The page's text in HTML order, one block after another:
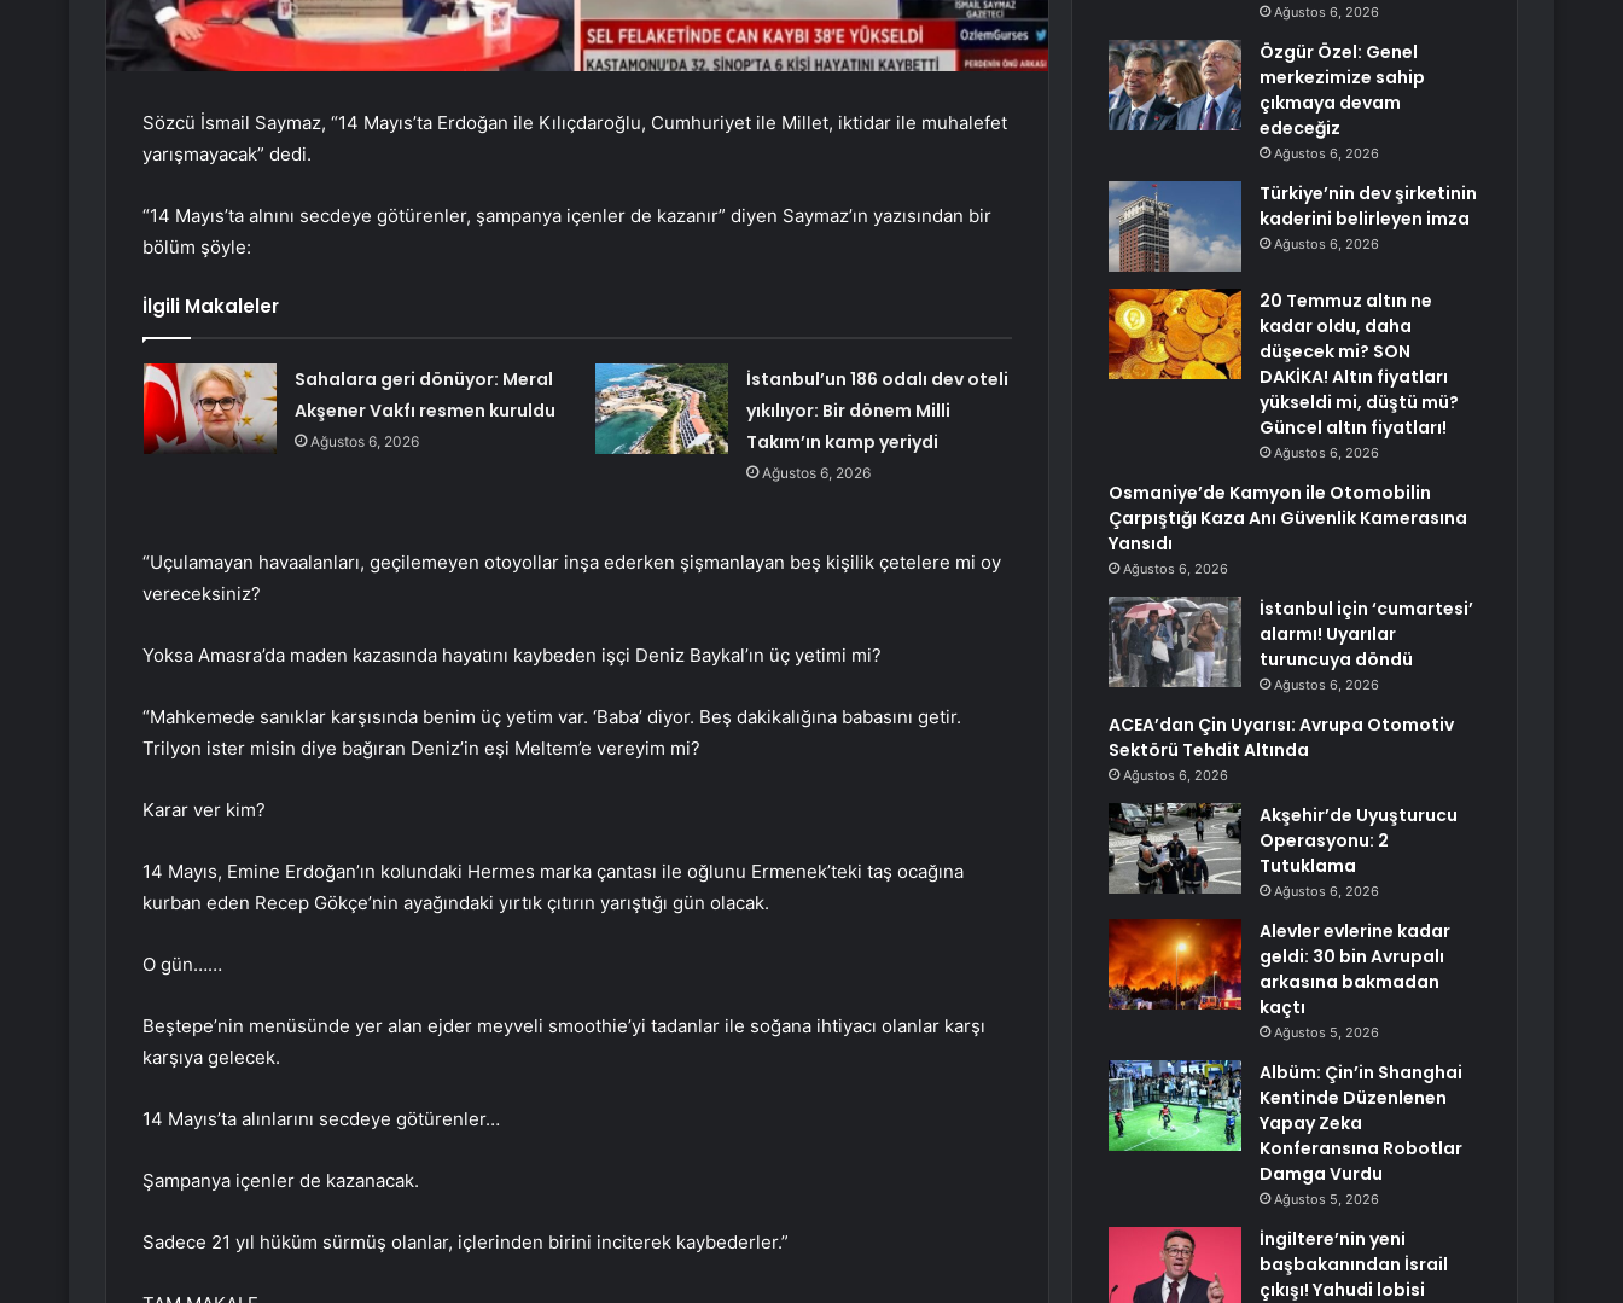
Sözcü İsmail Saymaz, “14 Mayıs’ta Erdoğan ile Kılıçdaroğlu, Cumhuriyet ile Millet, iktidar ile muhalefet
yarışmayacak” dedi.
“14 Mayıs’ta alnını secdeye götürenler, şampanya içenler de kazanır” diyen Saymaz’ın yazısından bir
bölüm şöyle:
İlgili Makaleler
Sahalara geri dönüyor: Meral
Akşener Vakfı resmen kuruldu
Ağustos 6, 2026
İstanbul’un 186 odalı dev oteli
yıkılıyor: Bir dönem Milli
Takım’ın kamp yeriydi
Ağustos 6, 2026
“Uçulamayan havaalanları, geçilemeyen otoyollar inşa ederken şişmanlayan beş kişilik çetelere mi oy
vereceksiniz?
Yoksa Amasra’da maden kazasında hayatını kaybeden işçi Deniz Baykal’ın üç yetimi mi?
“Mahkemede sanıklar karşısında benim üç yetim var. ‘Baba’ diyor. Beş dakikalığına babasını getir.
Trilyon ister misin diye bağıran Deniz’in eşi Meltem’e vereyim mi?
Karar ver kim?
14 Mayıs, Emine Erdoğan’ın kolundaki Hermes marka çantası ile oğlunu Ermenek’teki taş ocağına
kurban eden Recep Gökçe’nin ayağındaki yırtık çıtırın yarıştığı gün olacak.
O gün……
Beştepe’nin menüsünde yer alan ejder meyveli smoothie’yi tadanlar ile soğana ihtiyacı olanlar karşı
karşıya gelecek.
14 Mayıs’ta alınlarını secdeye götürenler…
Şampanya içenler de kazanacak.
Sadece 21 yıl hüküm sürmüş olanlar, içlerinden birini inciterek kaybederler.”
Ağustos 6, 2026
Özgür Özel: Genel
merkezimize sahip
çıkmaya devam
edeceğiz
Ağustos 6, 2026
Türkiye’nin dev şirketinin
kaderini belirleyen imza
Ağustos 6, 2026
20 Temmuz altın ne
kadar oldu, daha
düşecek mi? SON
DAKİKA! Altın fiyatları
yükseldi mi, düştü mü?
Güncel altın fiyatları!
Ağustos 6, 2026
Osmaniye’de Kamyon ile Otomobilin
Çarpıştığı Kaza Anı Güvenlik Kamerasına
Yansıdı
Ağustos 6, 2026
İstanbul için ‘cumartesi’
alarmı! Uyarılar
turuncuya döndü
Ağustos 6, 2026
ACEA’dan Çin Uyarısı: Avrupa Otomotiv
Sektörü Tehdit Altında
Ağustos 6, 2026
Akşehir’de Uyuşturucu
Operasyonu: 2
Tutuklama
Ağustos 6, 2026
Alevler evlerine kadar
geldi: 30 bin Avrupalı
arkasına bakmadan
kaçtı
Ağustos 5, 2026
Albüm: Çin’in Shanghai
Kentinde Düzenlenen
Yapay Zeka
Konferansına Robotlar
Damga Vurdu
Ağustos 5, 2026
İngiltere’nin yeni
başbakanından İsrail
çıkışı! Yahudi lobisi